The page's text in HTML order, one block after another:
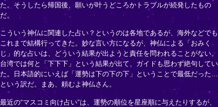
た。そうしたら帰国後、願いが叶うどころかトラブルが続発したもの
だ。
こういう神仏に関連した占い？というのは各地であるが、海外などでも
これまで結構行ってきた。妙な言い方になるが、神仏による「おみく
じ」的な占いは、どういう結果が出ようと責任を問われることがない。
台湾では何と「下下下」という結果が出て、ガイドも思わず絶句してい
た。日本語的にいえば「運勢は下の下の下」ということで最低だった…
という訳だ。まあ、頼むよ神仏さん。
最近の“マスコミ向け占い”は、運勢の順位を星座順に与えたりするが、